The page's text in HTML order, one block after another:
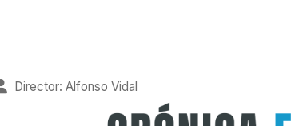
Director: Alfonso Vidal